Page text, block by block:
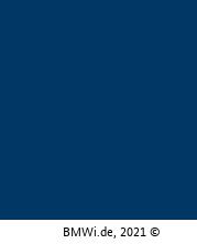
BMWi.de, 2021 ©